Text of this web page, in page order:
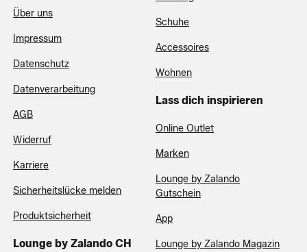
Über uns
Impressum
Datenschutz
Datenverarbeitung
AGB
Widerruf
Karriere
Sicherheitslücke melden
Produktsicherheit
Lounge by Zalando CH
Schuhe
Accessoires
Wohnen
Lass dich inspirieren
Online Outlet
Marken
Lounge by Zalando
Gutschein
App
Lounge by Zalando Magazin